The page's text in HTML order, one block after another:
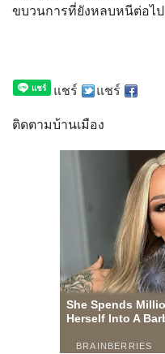
ขบวนการที่ยังหลบหนีต่อไป
แชร์ แชร์
ติดตามบ้านเมือง